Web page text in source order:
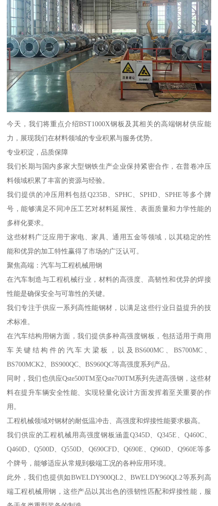
今天，我们将重点介绍BST1000X钢板及其相关的高端钢材供应能
力，展现我们在材料领域的专业积累与服务优势。
专业积淀，品质保障
我们长期与国内多家大型钢铁生产企业保持紧密合作，在普卷冲压
料领域积累了丰富的资源与经验。
我们提供的冲压用料包括Q235B、SPHC、SPHD、SPHE等多个牌
号，能够满足不同冲压工艺对材料延展性、表面质量和力学性能的
多样化要求。
这些材料广泛应用于家电、家具、通用五金等领域，以其稳定的性
能和优异的加工特性赢得了市场的广泛认可。
聚焦高端：汽车与工程机械用钢
在汽车制造与工程机械行业，材料的高强度、高韧性和优异的焊接
性能是确保安全与可靠性的关键。
我们专注于供应一系列高性能钢材，以满足这些行业日益提升的技
术标准。
在汽车结构用钢方面，我们提供多种高强度钢板，包括适用于商用
车关键结构件的汽车大梁板，以及BS600MC、BS700MC、
BS700MCK2、BS900QC、BS960QC等高强度系列产品。
同时，我们也供应Qste500TM至Qste700TM系列先进高强钢，这些材
料在提升车辆安全性能、实现轻量化设计方面发挥着至关重要的作
用。
工程机械领域对钢材的耐低温冲击、高强度和焊接性能要求极高。
我们供应的工程机械用高强度钢板涵盖Q345D、Q345E、Q460C、
Q460D、Q500D、Q550D、Q690CFD、Q690E、Q960D、Q960E等多
个牌号，能够适应从常规到极端工况的各种应用环境。
此外，我们也提供如BWELDY900QL2、BWELDY960QL2等系列高
端工程机械用钢，这些产品以其出色的强韧性匹配和焊接性能，服